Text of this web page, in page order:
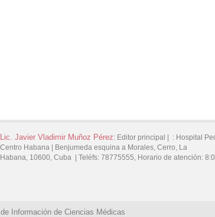
Lic. Javier Vladimir Muñoz Pérez: Editor principal | : Hospital
Centro Habana |
Benjumeda esquina a Morales, Cerro, La
Habana, 10600, Cuba Teléfs: 78775555, Horario de atención:
Información de Ciencias Médicas